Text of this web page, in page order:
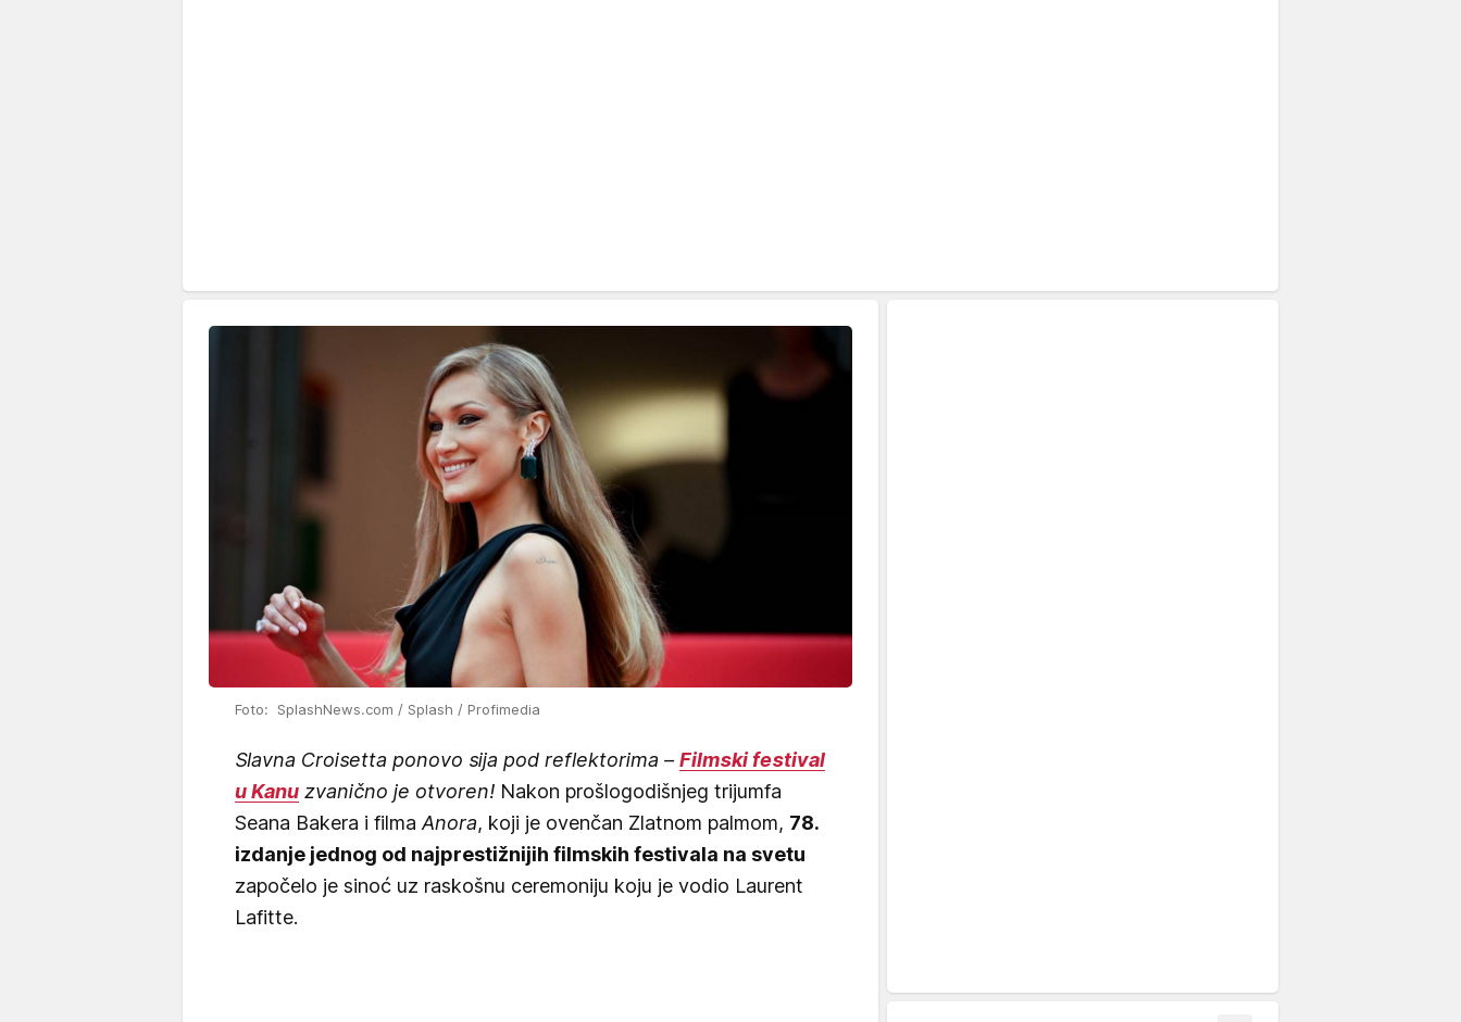
Foto: SplashNews.com / Splash / Profimedia
Slavna Croisetta ponovo sija pod reflektorima –Filmski festival
u Kanu zvanično je otvoren! Nakon prošlogodišnjeg trijumfa
Seana Bakera i filma Anora, koji je ovenčan Zlatnom palmom, 78.
izdanje jednog od najprestižnijih filmskih festivala na svetu
započelo je sinoć uz raskošnu ceremoniju koju je vodio Laurent
Lafitte.